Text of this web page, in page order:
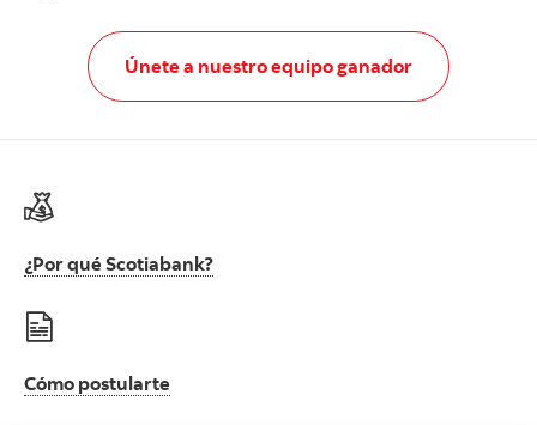
Únete a nuestro equipo ganadorÚnete a
¿Por qué Scotiabank?
Cómo postularte